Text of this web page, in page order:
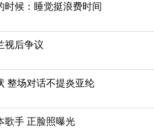
时候：睡觉挺浪费时间
视后争议
整场对话不提炎亚纶
歌手 正脸照曝光